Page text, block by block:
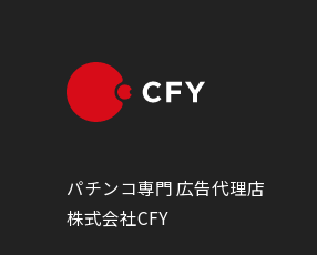
パチンコ専門 広告代理店
株式会社CFY